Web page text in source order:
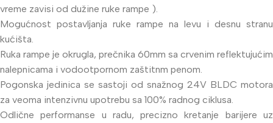
vreme zavisi od dužine ruke rampe ).
Mogućnost postavljanja ruke rampe na levu i desnu stranu
kućišta.
Ruka rampe je okrugla, prečnika 60mm sa crvenim reflektujućim
nalepnicama i vodootpornom zaštitnm penom.
Pogonska jedinica se sastoji od snažnog 24V BLDC motora
za veoma intenzivnu upotrebu sa 100% radnog ciklusa.
Odlične performanse u radu, precizno kretanje barijere uz